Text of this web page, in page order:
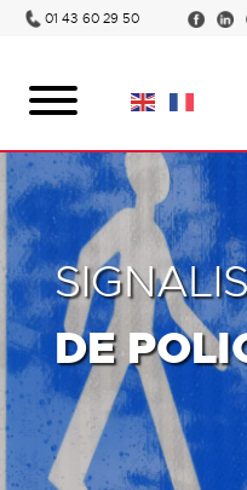
01 43 60 29 50
DE